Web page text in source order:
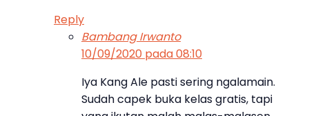
Reply
Bambang Irwanto
10/09/2020 pada 08:10
Iya Kang Ale pasti sering ngalamain.
Sudah capek buka kelas gratis, tapi